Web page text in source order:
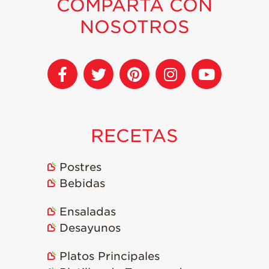
COMPARTA CON
NOSOTROS
RECETAS
Postres
Bebidas
Ensaladas
Desayunos
Platos Principales